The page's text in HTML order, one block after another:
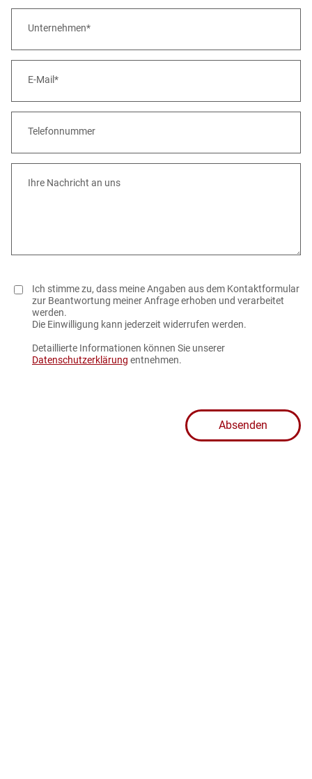
Unternehmen*
E-Mail*
Telefonnummer
Ihre Nachricht an uns
Ich stimme zu, dass meine Angaben aus dem Kontaktformular
zur Beantwortung meiner Anfrage erhoben und verarbeitet
werden.
Die Einwilligung kann jederzeit widerrufen werden.
Detaillierte Informationen können Sie unserer
Datenschutzerklärung entnehmen.